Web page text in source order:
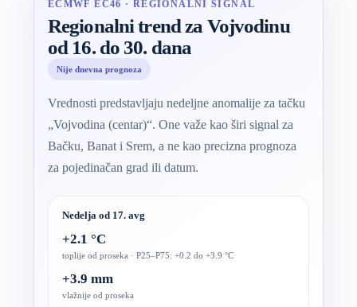
ECMWF EC46 · REGIONALNI SIGNAL
Regionalni trend za Vojvodinu
od 16. do 30. dana
Nije dnevna prognoza
Vrednosti predstavljaju nedeljne anomalije za tačku
„Vojvodina (centar)“. One važe kao širi signal za
Bačku, Banat i Srem, a ne kao precizna prognoza
za pojedinačan grad ili datum.
Nedelja od 17. avg
+2.1 °C
toplije od proseka · P25–P75: +0.2 do +3.9 °C
+3.9 mm
vlažnije od proseka